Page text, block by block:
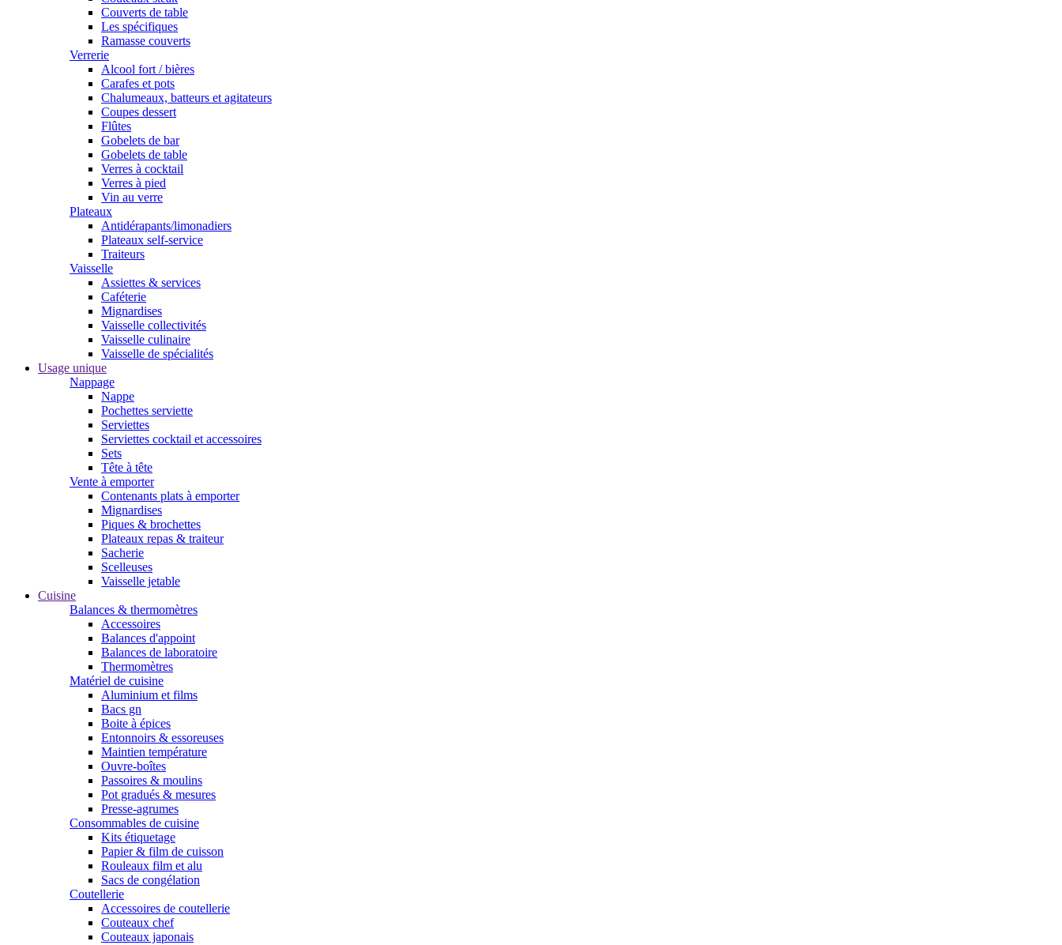
Couverts de table
Les spécifiques
Ramasse couverts
Verrerie
Alcool fort / bières
Carafes et pots
Chalumeaux, batteurs et agitateurs
Coupes dessert
Flûtes
Gobelets de bar
Gobelets de table
Verres à cocktail
Verres à pied
Vin au verre
Plateaux
Antidérapants/limonadiers
Plateaux self-service
Traiteurs
Vaisselle
Assiettes & services
Caféterie
Mignardises
Vaisselle collectivités
Vaisselle culinaire
Vaisselle de spécialités
Usage unique
Nappage
Nappe
Pochettes serviette
Serviettes
Serviettes cocktail et accessoires
Sets
Tête à tête
Vente à emporter
Contenants plats à emporter
Mignardises
Piques & brochettes
Plateaux repas & traiteur
Sacherie
Scelleuses
Vaisselle jetable
Cuisine
Balances & thermomètres
Accessoires
Balances d'appoint
Balances de laboratoire
Thermomètres
Matériel de cuisine
Aluminium et films
Bacs gn
Boite à épices
Entonnoirs & essoreuses
Maintien température
Ouvre-boîtes
Passoires & moulins
Pot gradués & mesures
Presse-agrumes
Consommables de cuisine
Kits étiquetage
Papier & film de cuisson
Rouleaux film et alu
Sacs de congélation
Coutellerie
Accessoires de coutellerie
Couteaux chef
Couteaux japonais